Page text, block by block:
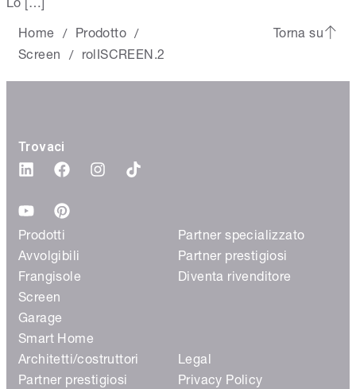
Home / Prodotto /
Screen / rolISCREEN.2
Torna su
Trovaci
Prodotti
Avvolgibili
Frangisole
Screen
Garage
Smart Home
Partner specializzato
Partner prestigiosi
Diventa rivenditore
Architetti/costruttori
Partner prestigiosi
Legal
Privacy Policy